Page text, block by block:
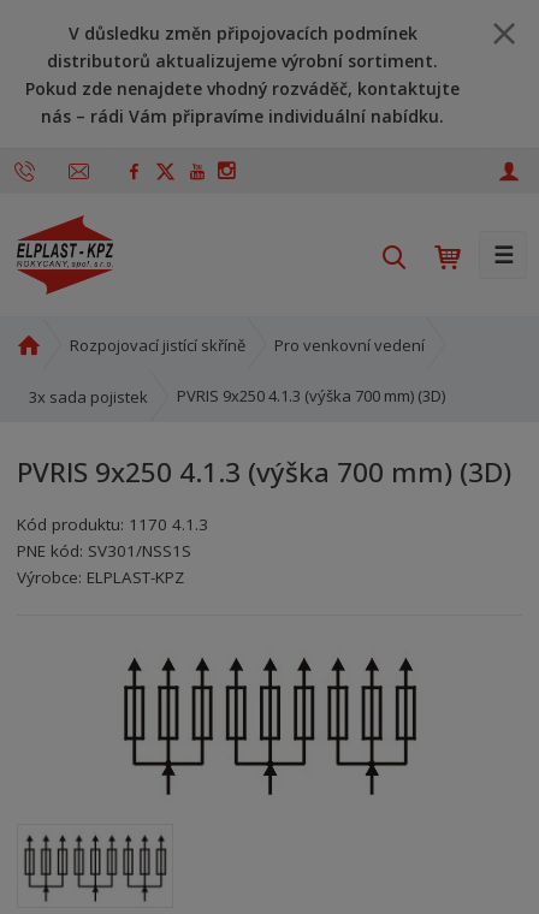
V důsledku změn připojovacích podmínek
distributorů aktualizujeme výrobní sortiment.
Pokud zde nenajdete vhodný rozváděč, kontaktujte
nás – rádi Vám připravíme individuální nabídku.
l
d
t
☰
o
í
t
r
a
Rozpojovací jistící skříně Pro venkovní vedení
3x sada pojistek PVRIS 9x250 4.1.3 (výška 700 mm) (3D)
PVRIS 9x250 4.1.3 (výška 700 mm) (3D)
Kód produktu: 1170 4.1.3
PNE kód: SV301/NSS1S
Kód výrobce: 8595208614583
Kód dodavatele:8595208614583
Výrobce: ELPLAST-KPZ